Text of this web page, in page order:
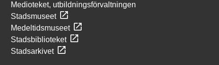
Medioteket, utbildningsförvaltningen
Stadsmuseet
Medeltidsmuseet
Stadsbiblioteket
Stadsarkivet